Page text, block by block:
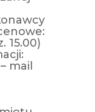
15.00)
mail